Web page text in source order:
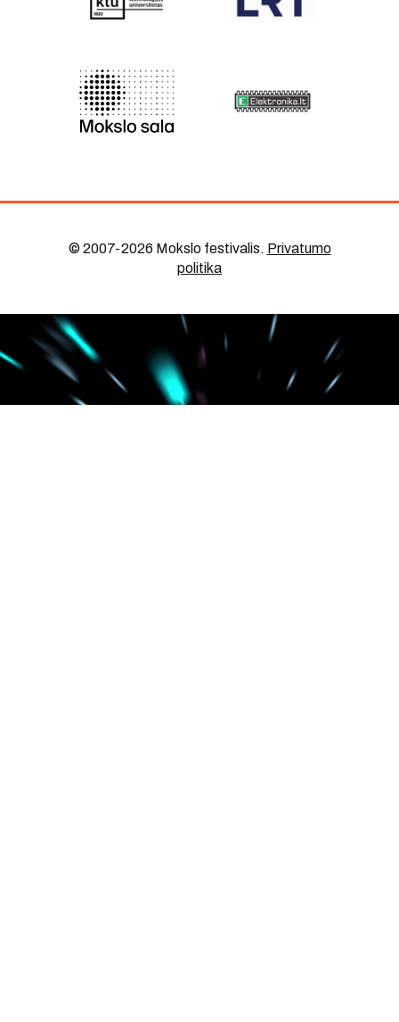
© 2007-2026 Mokslo festivalis. Privatumo
politika